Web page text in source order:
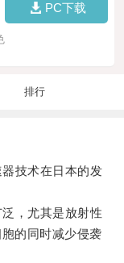
PC下载
排行
技术在日本的发
，尤其是放射性
的同时减少侵袭